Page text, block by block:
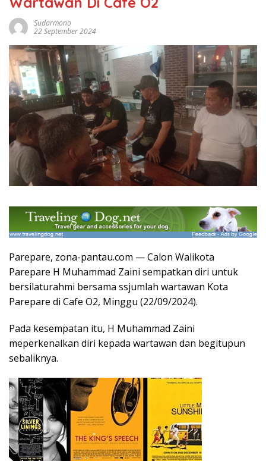
Sudarmono
22 September 2024
Parepare, zona-pantau.com — Calon Walikota
Parepare H Muhammad Zaini sempatkan diri untuk
bersilaturahmi bersama ssjumlah wartawan Kota
Parepare di Cafe O2, Minggu (22/09/2024).
Pada kesempatan itu, H Muhammad Zaini
meperkenalkan diri kepada wartawan dan begitupun
sebaliknya.